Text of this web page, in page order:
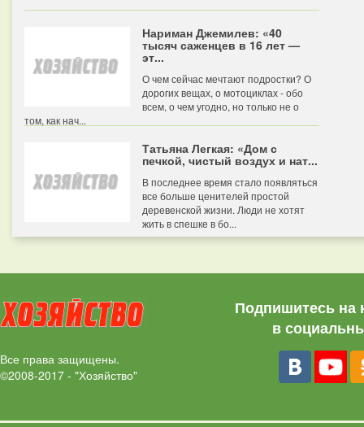
Нариман Джемилев: «40
тысяч саженцев в 16 лет —
эт...
О чем сейчас мечтают подростки? О
дорогих вещах, о мотоциклах - обо
всем, о чем угодно, но только не о
том, как нач...
Татьяна Легкая: «Дом с
печкой, чистый воздух и нат...
В последнее время стало появляться
все больше ценителей простой
деревенской жизни. Люди не хотят
жить в спешке в бо...
Все права защищены.
©2008-2017 - "Хозяйство"
Подпишитесь на
в